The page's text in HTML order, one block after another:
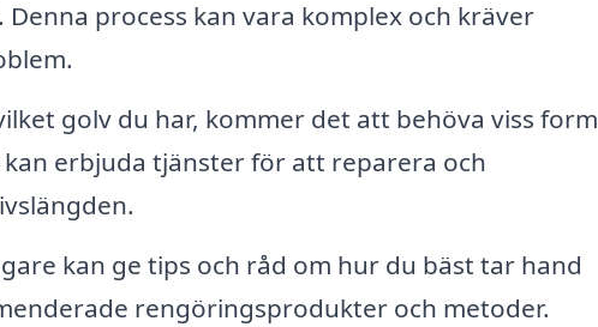
process kan vara komplex och kräver
golv du har, kommer det att behöva viss form
erbjuda tjänster för att reparera och
kan ge tips och råd om hur du bäst tar hand
rengöringsprodukter och metoder.